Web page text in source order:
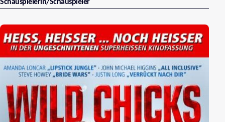
Schauspielerin/Schauspieler